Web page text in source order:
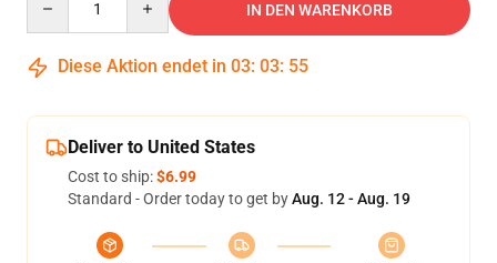
IN DEN WARENKORB
Diese Aktion endet in 03: 03: 54
Deliver to United States
Cost to ship:$6.99
Standard - Order today to get byAug. 12 - Aug. 19